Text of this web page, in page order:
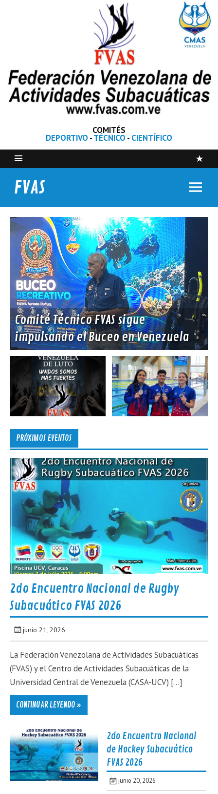
COMITÉS
DEPORTIVO -TÉCNICO - CIENTÍFICO
FVAS
Comité Técnico FVAS sigue
impulsando el Buceo en Venezuela
PRÓXIMOS EVENTOS
2do Encuentro Nacional de Rugby
Subacuático FVAS 2026
junio 21, 2026
La Federación Venezolana de Actividades Subacuáticas
(FVAS) y el Centro de Actividades Subacuáticas de la
Universidad Central de Venezuela (CASA-UCV) […]
CONTINUAR LEYENDO »
2do Encuentro Nacional
de Hockey Subacuático
FVAS 2026
junio 20, 2026